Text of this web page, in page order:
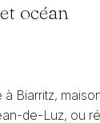
océan
à Biarritz,
de-Luz, ou